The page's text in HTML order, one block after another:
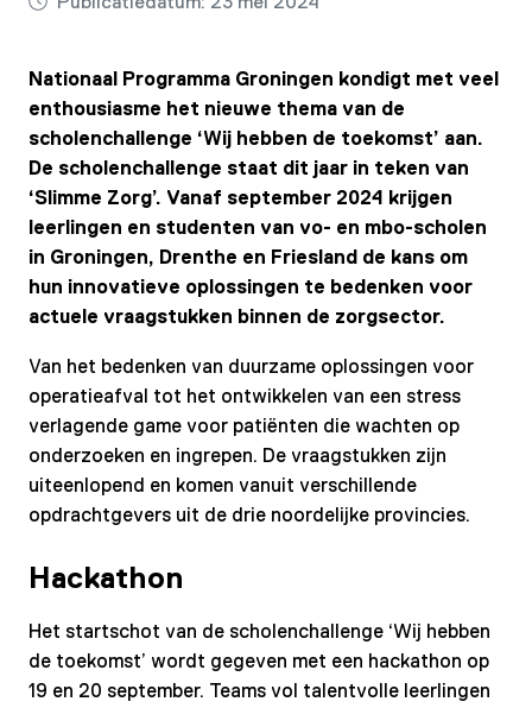
Nationaal Programma Groningen kondigt met veel
enthousiasme het nieuwe thema van de
scholenchallenge ‘Wij hebben de toekomst’ aan.
De scholenchallenge staat dit jaar in teken van
‘Slimme Zorg’. Vanaf september 2024 krijgen
leerlingen en studenten van vo- en mbo-scholen
in Groningen, Drenthe en Friesland de kans om
hun innovatieve oplossingen te bedenken voor
actuele vraagstukken binnen de zorgsector.
Van het bedenken van duurzame oplossingen voor
operatieafval tot het ontwikkelen van een stress
verlagende game voor patiënten die wachten op
onderzoeken en ingrepen. De vraagstukken zijn
uiteenlopend en komen vanuit verschillende
opdrachtgevers uit de drie noordelijke provincies.
Hackathon
Het startschot van de scholenchallenge ‘Wij hebben
de toekomst’ wordt gegeven met een hackathon op
19 en 20 september. Teams vol talentvolle leerlingen